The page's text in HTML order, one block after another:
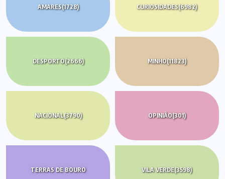
AMARES(1728) CURIOSIDADES(6982)
DESPORTO(2666) MINHO(11823)
NACIONAL(3790) OPINIÃO(301)
TERRAS DE BOURO
VILA VERDE(3598)